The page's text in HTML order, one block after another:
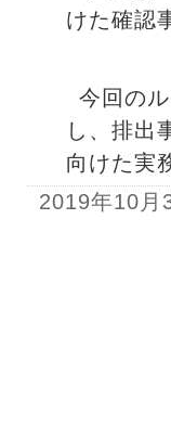
けた確認
今回の
し、排出
向けた実
2019年10月